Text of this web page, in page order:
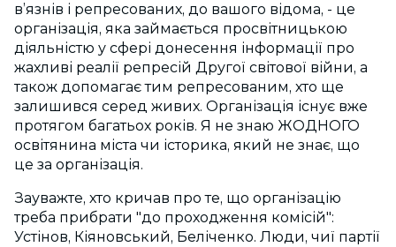
в’язнів і репресованих, до вашого відома, - це
організація, яка займається просвітницькою
діяльністю у сфері донесення інформації про
жахливі реалії репресій Другої світової війни, а
також допомагає тим репресованим, хто ще
залишився серед живих. Організація існує вже
протягом багатьох років. Я не знаю ЖОДНОГО
освітянина міста чи історика, який не знає, що
це за організація.
Зауважте, хто кричав про те, що організацію
треба прибрати "до проходження комісій":
Устінов, Кіяновський, Беліченко. Люди, чиї партії